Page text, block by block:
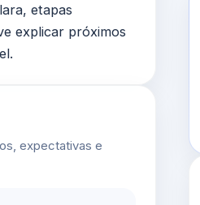
etapas
explicar próximos
expectativas e